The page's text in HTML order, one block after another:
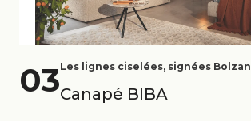
03Les lignes ciselées, signées Bolzan
Canapé BIBA